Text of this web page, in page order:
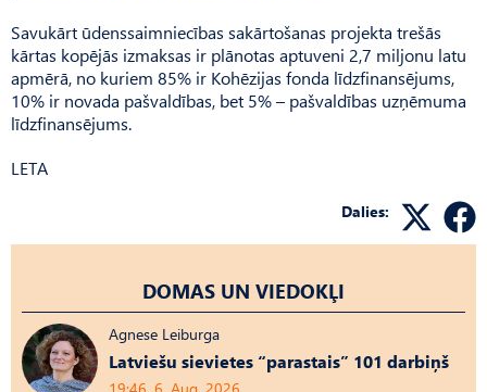
Savukārt ūdenssaimniecības sakārtošanas projekta trešās
kārtas kopējās izmaksas ir plānotas aptuveni 2,7 miljonu latu
apmērā, no kuriem 85% ir Kohēzijas fonda līdzfinansējums,
10% ir novada pašvaldības, bet 5% – pašvaldības uzņēmuma
līdzfinansējums.
LETA
Dalies:
DOMAS UN VIEDOKĻI
Agnese Leiburga
Latviešu sievietes “parastais” 101 darbiņš